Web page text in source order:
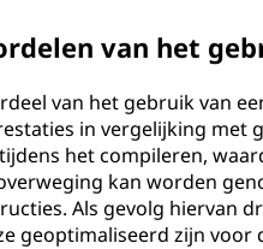
van het
van het gebruik van
in vergelijking met
het compileren,
kan worden
Als gevolg hiervan
geoptimaliseerd zijn